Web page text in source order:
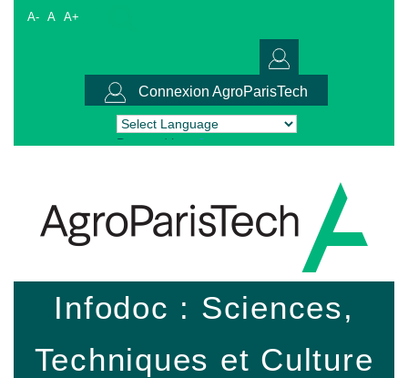
A- A A+
Connexion AgroParisTech
Powered by Translate
Infodoc : Sciences,
Techniques et Culture